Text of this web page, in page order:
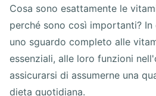
Cosa sono esattamente le
perché sono così importanti?
uno sguardo completo alle
essenziali, alle loro funzioni
assicurarsi di assumerne una
dieta quotidiana.